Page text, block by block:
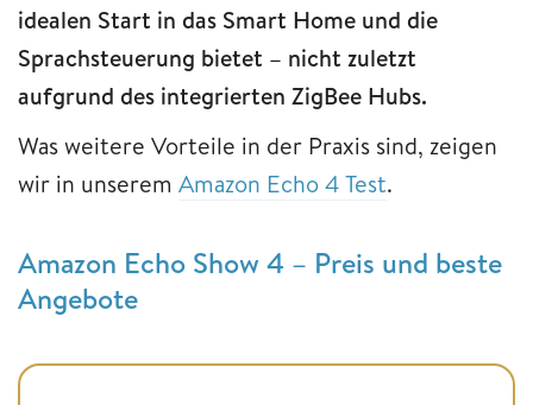
idealen Start in das Smart Home und die
Sprachsteuerung bietet – nicht zuletzt
aufgrund des integrierten ZigBee Hubs.
Was weitere Vorteile in der Praxis sind, zeigen
wir in unserem Amazon Echo 4 Test.
Amazon Echo Show 4 – Preis und beste
Angebote